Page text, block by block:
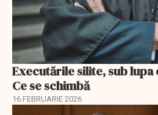
Executările silite, sub
Ce se schimbă
16 FEBRUARIE 2026